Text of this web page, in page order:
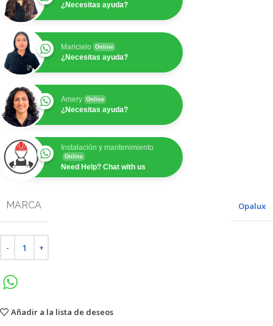
¿Necesitas ayuda?
Maricielo Online
¿Necesitas ayuda?
Amery Online
¿Necesitas ayuda?
Instalación y mantenimiento
Online
Need Help? Chat with us
MARCA Opalux
Añadir a la lista de deseos